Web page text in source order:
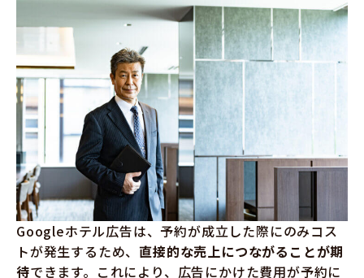
Googleホテル広告は、予約が成立した際にのみコス
トが発生するため、直接的な売上につながることが期
待できます。これにより、広告にかけた費用が予約に